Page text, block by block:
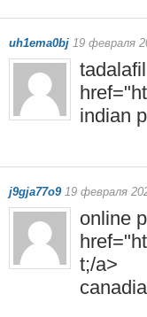
uh1ema0bj 19 февраля
indian
j9gja77o919 февраля
online
t;/a>